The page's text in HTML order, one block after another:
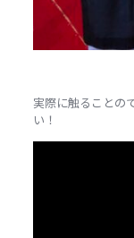
実際に触ることの
い！